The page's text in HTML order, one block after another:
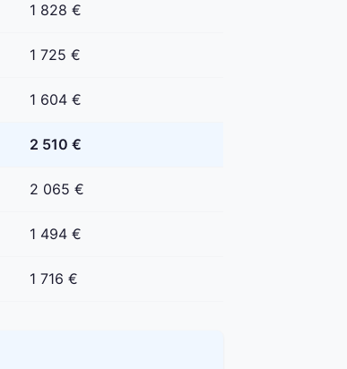
1 828 €
1 725 €
1 604 €
2 510 €
2 065 €
1 494 €
1 716 €